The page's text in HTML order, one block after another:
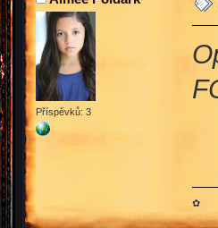
Příspěvků: 3
✿